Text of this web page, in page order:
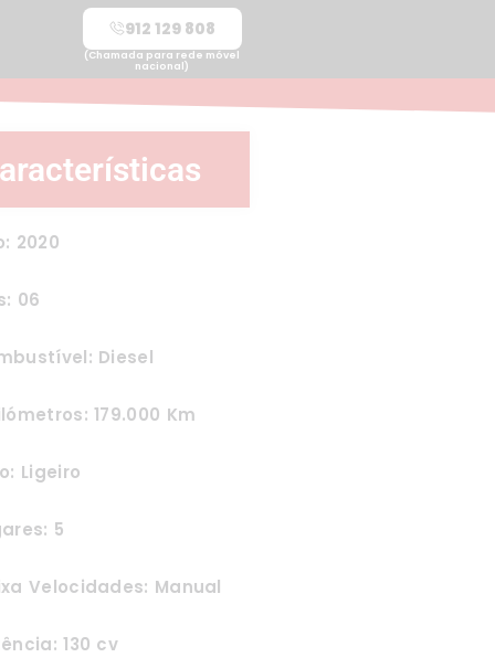
912 129 808
(Chamada para rede móvel
nacional)
2020
06
Diesel
179.000 Km
Ligeiro
5
Velocidades: Manual
130 cv